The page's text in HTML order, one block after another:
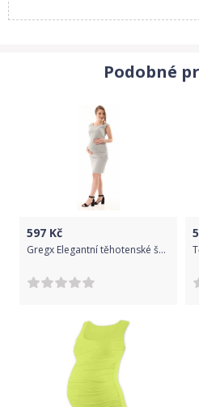
Podobné
597 Kč
Gregx Elegantní těhotenské šaty bez rukávů - sv. šedá, Velikosti těh. moda XS/S